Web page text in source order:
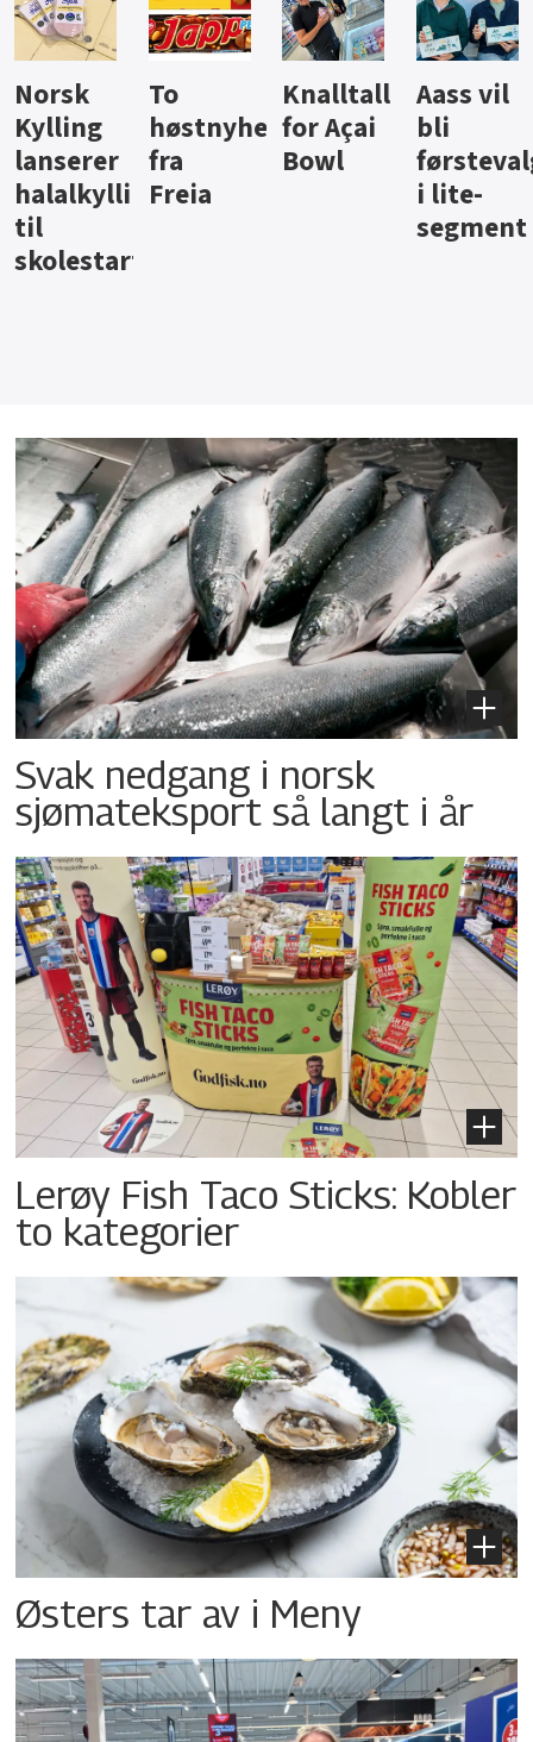
Knalltall
for Açai
Bowl
Aass vil
bli
førstevalg
i lite-
Brus og
jus fra
Berentsen
Hard
iste fra
Hansa
Svak nedgang i norsk
sjømateksport så langt i år
Lerøy Fish Taco Sticks: Kobler
to kategorier
Østers tar av i Meny